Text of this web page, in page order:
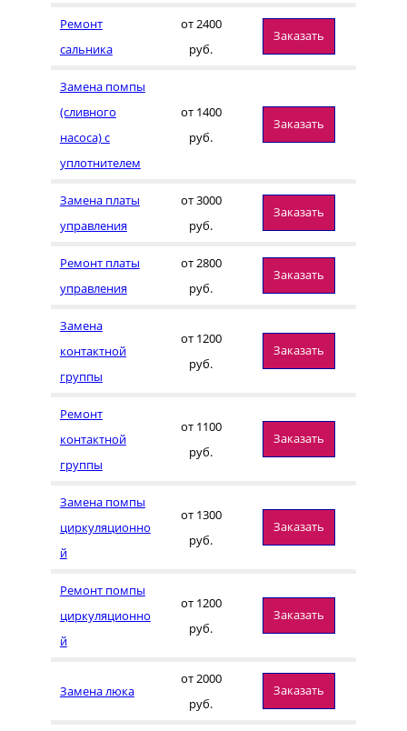
Ремонт
сальника
от 2400
руб.
Заказать
Замена помпы
(сливного
насоса) с
уплотнителем
от 1400
руб.
Заказать
Замена платы
управления
от 3000
руб.
Заказать
Ремонт платы
управления
от 2800
руб.
Заказать
Замена
контактной
группы
от 1200
руб.
Заказать
Ремонт
контактной
группы
от 1100
руб.
Заказать
Замена помпы
циркуляционно
й
от 1300
руб.
Заказать
Ремонт помпы
циркуляционно
й
от 1200
руб.
Заказать
Замена люка
от 2000
руб.
Заказать